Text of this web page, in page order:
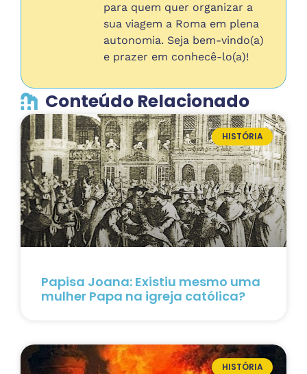
para quem quer organizar a
sua viagem a Roma em plena
autonomia. Seja bem-vindo(a)
e prazer em conhecê-lo(a)!
Conteúdo Relacionado
HISTÓRIA
Papisa Joana: Existiu mesmo uma
mulher Papa na igreja católica?
HISTÓRIA